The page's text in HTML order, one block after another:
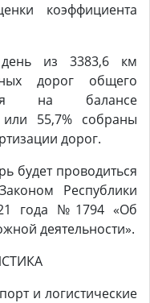
коэффициента
из 3383,6 км
дорог общего
на балансе
55,7% собраны
дорог.
будет проводиться
Республики
года №1794 «Об
деятельности».
и логистические